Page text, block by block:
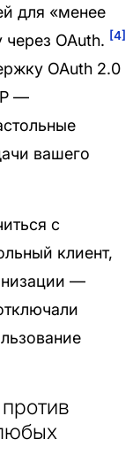
для «менее
OAuth. [4]
OAuth 2.0
—
вашего
с
клиент,
—